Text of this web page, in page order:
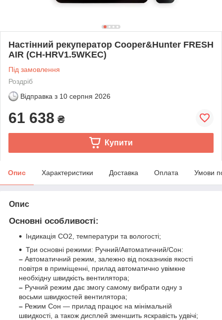
Настінний рекуператор Cooper&Hunter FRESH
AIR (CH-HRV1.5WKEC)
Під замовлення
Роздріб
Відправка з 10 серпня 2026
61 638 ₴
Купити
Опис Характеристики Доставка Оплата Умови
Опис
Основні особливості:
Індикація CO2, температури та вологості;
Три основні режими: Ручний/Автоматичний/Сон:
– Автоматичний режим, залежно від показників якості
повітря в приміщенні, прилад автоматично увімкне
необхідну швидкість вентилятора;
– Ручний режим дає змогу самому вибрати одну з
восьми швидкостей вентилятора;
– Режим Сон — прилад працює на мінімальній
швидкості, а також дисплей зменшить яскравість удвічі;